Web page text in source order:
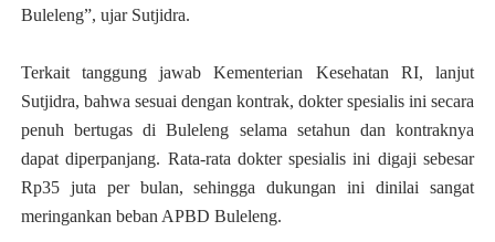
Buleleng”, ujar Sutjidra.
Terkait tanggung jawab Kementerian Kesehatan RI, lanjut
Sutjidra, bahwa sesuai dengan kontrak, dokter spesialis ini secara
penuh bertugas di Buleleng selama setahun dan kontraknya
dapat diperpanjang. Rata-rata dokter spesialis ini digaji sebesar
Rp35 juta per bulan, sehingga dukungan ini dinilai sangat
meringankan beban APBD Buleleng.